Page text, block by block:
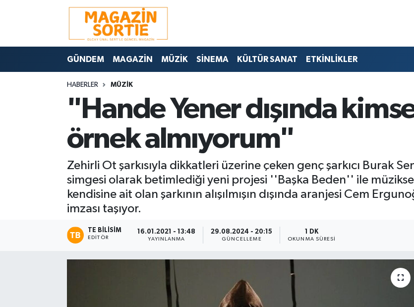
GÜNDEM MAGAZİN MÜZİK SİNEMA KÜLTÜR SANAT ETKİNLİKLER
HABERLER MÜZİK
"Hande Yener dışında
örnek almıyorum"
Zehirli Ot şarkısıyla dikkatleri üzerine çeken genç şarkıcı Burak
simgesi olarak betimlediği yeni projesi ''Başka Beden'' ile
kendisine ait olan şarkının alışılmışın dışında aranjesi Cem
imzası taşıyor.
TE BILISIM
EDITÖR
16.01.2021 - 13:48
YAYINLANMA
29.08.2024 - 20:15
GÜNCELLEME
1 DK
OKUNMA SÜRESI
Nöbetçi Eczaneler
Hava Durumu
Trafik Durumu
Süper Lig Puan Durumu ve Fikstür
Tüm Manşetler
Son Dakika Haberleri
Haber Arşivi